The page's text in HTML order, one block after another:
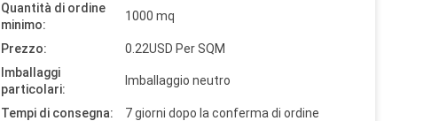
Quantità di ordine
minimo:
1000 mq
Prezzo:
0.22USD Per SQM
Imballaggi
particolari:
Imballaggio neutro
Tempi di consegna: 7 giorni dopo la conferma di ordine